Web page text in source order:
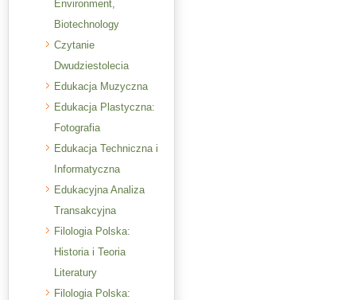
Environment,
Biotechnology
Czytanie
Dwudziestolecia
Edukacja Muzyczna
Edukacja Plastyczna:
Fotografia
Edukacja Techniczna i
Informatyczna
Edukacyjna Analiza
Transakcyjna
Filologia Polska:
Historia i Teoria
Literatury
Filologia Polska: